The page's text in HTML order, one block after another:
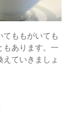
てももがいても
もあります。一
ていきましょ